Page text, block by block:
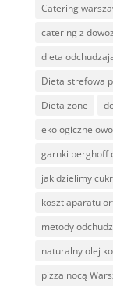
Catering
catering z
dieta
Dieta strefowa
Dieta zone
ekologiczne
garnki berghoff
jak dzielimy
koszt aparatu
metody
naturalny olej
pizza nocą